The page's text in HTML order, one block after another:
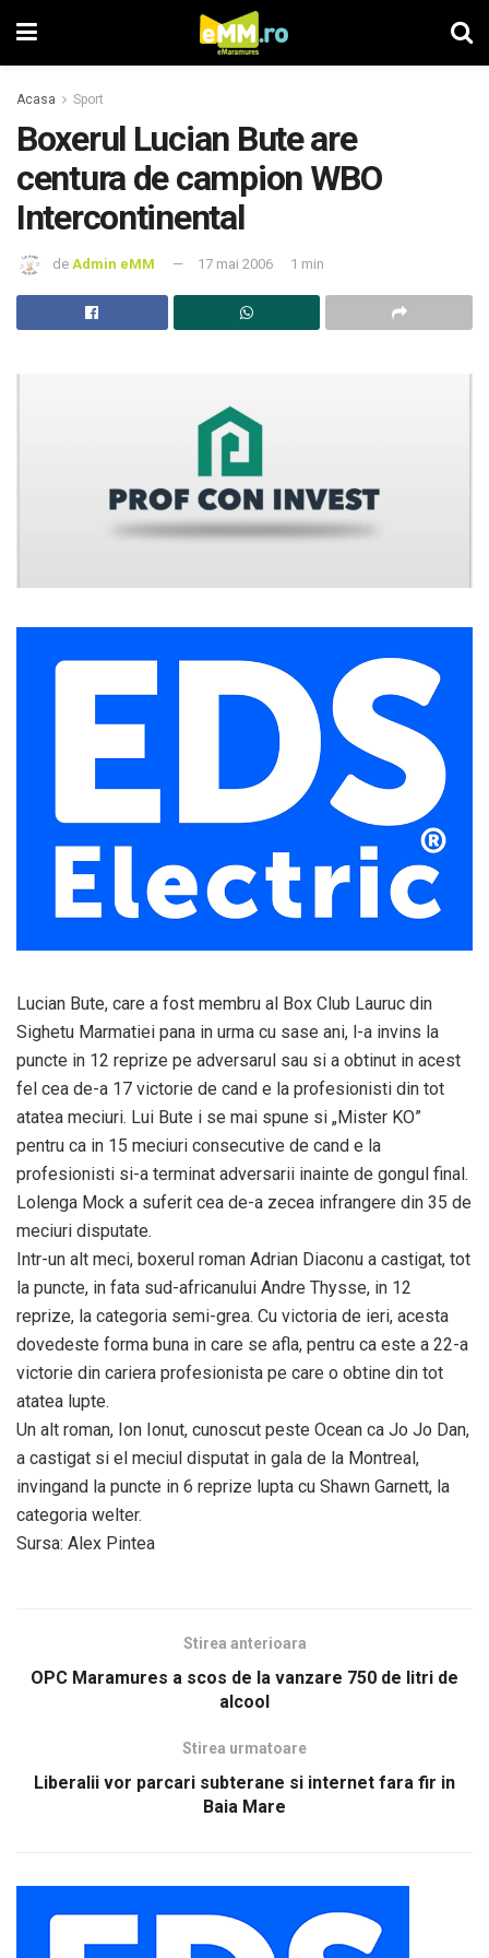
Acasa Sport
Boxerul Lucian Bute are
centura de campion WBO
Intercontinental
de Admin eMM 17 mai 2006 1 min
Lucian Bute, care a fost membru al Box Club Lauruc din
Sighetu Marmatiei pana in urma cu sase ani, l-a invins la
puncte in 12 reprize pe adversarul sau si a obtinut in acest
fel cea de-a 17 victorie de cand e la profesionisti din tot
atatea meciuri. Lui Bute i se mai spune si „Mister KO”
pentru ca in 15 meciuri consecutive de cand e la
profesionisti si-a terminat adversarii inainte de gongul final.
Lolenga Mock a suferit cea de-a zecea infrangere din 35 de
meciuri disputate.
Intr-un alt meci, boxerul roman Adrian Diaconu a castigat, tot
la puncte, in fata sud-africanului Andre Thysse, in 12
reprize, la categoria semi-grea. Cu victoria de ieri, acesta
dovedeste forma buna in care se afla, pentru ca este a 22-a
victorie din cariera profesionista pe care o obtine din tot
atatea lupte.
Un alt roman, Ion Ionut, cunoscut peste Ocean ca Jo Jo Dan,
a castigat si el meciul disputat in gala de la Montreal,
invingand la puncte in 6 reprize lupta cu Shawn Garnett, la
categoria welter.
Sursa: Alex Pintea
Stirea anterioara
OPC Maramures a scos de la vanzare 750 de litri de
alcool
Stirea urmatoare
Liberalii vor parcari subterane si internet fara fir in
Baia Mare